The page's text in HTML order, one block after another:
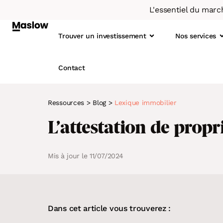
L'essentiel du
Trouver un investissement Nos services
Contact
Ressources > Blog> Lexique immobilier
L’attestation de
Mis à jour le 11/07/2024
Dans cet article vous trouverez :